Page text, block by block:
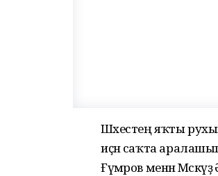
Шәхестең яҡты
иҫән саҡта
Ғүмәров менән